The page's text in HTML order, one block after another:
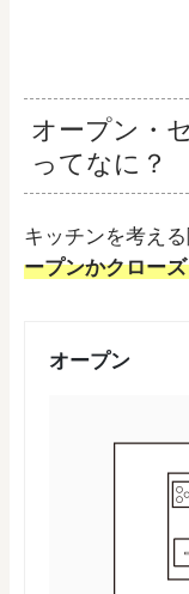
オープン・
ってなに？
キッチンを考え
ープンかクロー
オープン